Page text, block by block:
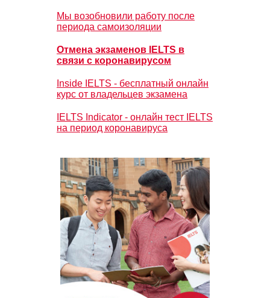
Мы возобновили работу после
периода самоизоляции
Отмена экзаменов IELTS в
связи с коронавирусом
Inside IELTS - бесплатный онлайн
курс от владельцев экзамена
IELTS Indicator - онлайн тест IELTS
на период коронавируса